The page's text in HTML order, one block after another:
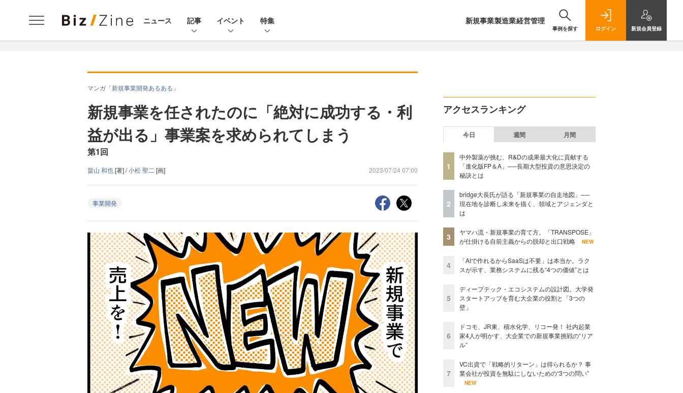
ニュース 記事 イベント 特集 新規事業製造業経営管理
事例を探す ログイン 新規会員登録
マンガ「新規事業開発あるある」
新規事業を任されたのに「絶対に成功する・利
益が出る」事業案を求められてしまう
第1回
畠山 和也[著] /小松 聖二 [画] 2023/07/24 07:00
事業開発
アクセスランキング
今日 週間 月間
1
中外製薬が挑む、R&Dの成果最大化に貢献する
「進化版FP＆A」──長期大型投資の意思決定の
秘訣とは
2
bridge大長氏が語る「新規事業の自走地図」──
現在地を診断し未来を描く、領域とアジェンダと
は
3
ヤマハ流・新規事業の育て方。「TRANSPOSE」
が仕掛ける自前主義からの脱却と出口戦略
NEW
4
「AIで作れるからSaaSは不要」は本当か。ラク
スが示す、業務システムに残る“4つの価値”とは
5
ディープテック・エコシステムの設計図。大学発
スタートアップを育む大企業の役割と「3つの
壁」
6
ドコモ、JR東、積水化学、リコー発！ 社内起業
家4人が明かす、大企業での新規事業挑戦の“リア
ル”
7
VC出資で「戦略的リターン」は得られるか？ 事
業会社が投資を無駄にしないための“3つの問い”
NEW